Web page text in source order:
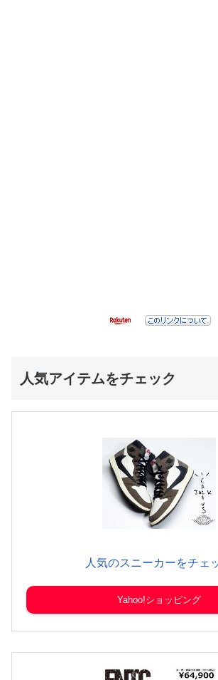
人気アイテムをチェック
人気のスニーカーをチェ
Yahoo!ショッピング